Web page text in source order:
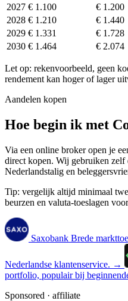
2027 € 1.100
€ 1.200
2028 € 1.210
€ 1.440
2029 € 1.331
€ 1.728
2030 € 1.464 € 2.074
Let op: rekenvoorbeeld, geen
rendement kan hoger of lager
Aandelen kopen
Hoe begin ik met
Via een online broker open je
direct kopen. Wij gebruiken
Nederlandstalig en
Tip: vergelijk altijd minimaal
beurzen en valuta-toeslagen
Saxobank Brede
Nederlandse klantenservice. →
portfolio, populair bij
Sponsored · affiliate